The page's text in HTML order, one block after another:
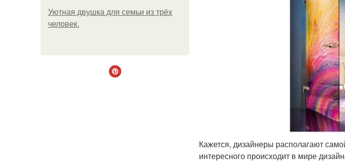
Уютная двушка для семьи из трёх
человек.
Кажется, дизайнеры располагают
интересного происходит в мире